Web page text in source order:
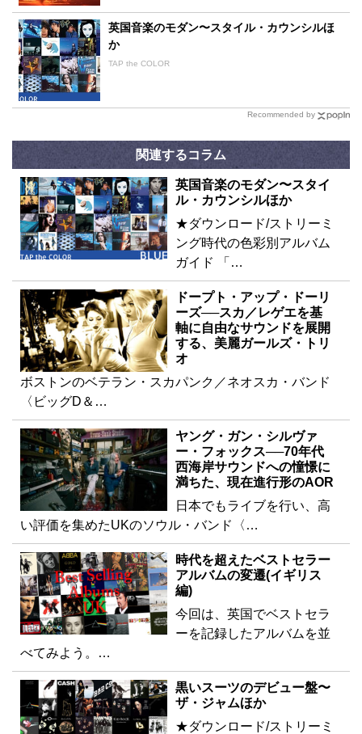
英国音楽のモダン〜スタイル・カウンシルほ
か
TAP the COLOR
Recommended by
関連するコラム
英国音楽のモダン〜スタイ
ル・カウンシルほか
★ダウンロード/ストリーミ
ング時代の色彩別アルバム
ガイド 「…
ドープト・アップ・ドーリ
ーズ──スカ／レゲエを基
軸に自由なサウンドを展開
する、美麗ガールズ・トリ
オ
ボストンのベテラン・スカパンク／ネオスカ・バンド
〈ビッグD＆…
ヤング・ガン・シルヴァ
ー・フォックス──70年代
西海岸サウンドへの憧憬に
満ちた、現在進行形のAOR
日本でもライブを行い、高
い評価を集めたUKのソウル・バンド〈…
時代を超えたベストセラー
アルバムの変遷(イギリス
編)
今回は、英国でベストセラ
ーを記録したアルバムを並
べてみよう。…
黒いスーツのデビュー盤〜
ザ・ジャムほか
★ダウンロード/ストリーミ